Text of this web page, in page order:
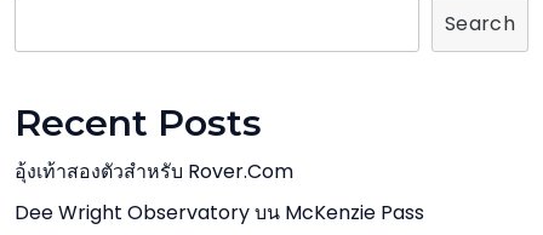
Search
Recent Posts
อุ้งเท้าสองตัวสำหรับ Rover.com
Dee Wright Observatory บน McKenzie Pass